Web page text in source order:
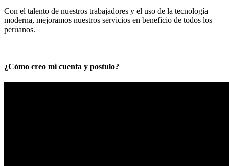
Con el talento de nuestros trabajadores y el uso de la tecnología
moderna, mejoramos nuestros servicios en beneficio de todos los
peruanos.
¿Cómo creo mi cuenta y postulo?